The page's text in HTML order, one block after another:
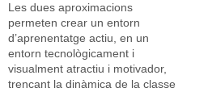
Les dues aproximacions
permeten crear un entorn
d’aprenentatge actiu, en un
entorn tecnològicament i
visualment atractiu i motivador,
trencant la dinàmica de la classe